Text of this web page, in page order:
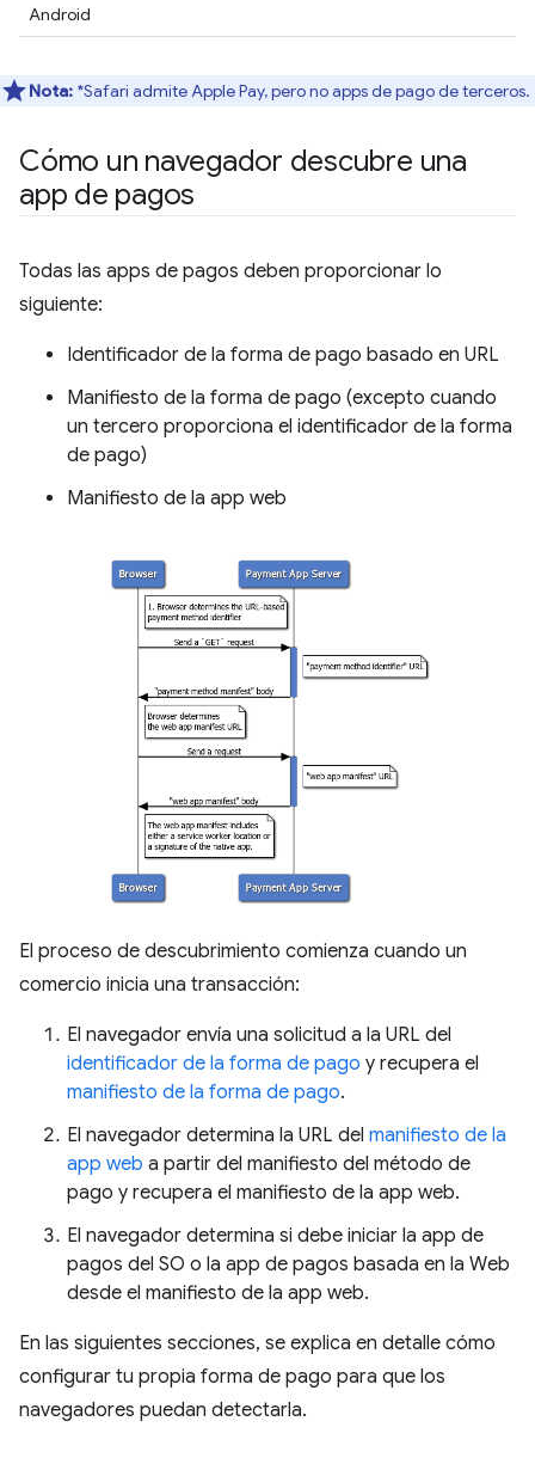
Android
Nota: *Safari admite Apple Pay, pero no apps de pago de terceros.
Cómo un navegador descubre una
app de pagos
Todas las apps de pagos deben proporcionar lo
siguiente:
Identificador de la forma de pago basado en URL
Manifiesto de la forma de pago (excepto cuando
un tercero proporciona el identificador de la forma
de pago)
Manifiesto de la app web
El proceso de descubrimiento comienza cuando un
comercio inicia una transacción:
El navegador envía una solicitud a la URL del
identificador de la forma de pago y recupera el
manifiesto de la forma de pago.
El navegador determina la URL del manifiesto de la
app web a partir del manifiesto del método de
pago y recupera el manifiesto de la app web.
El navegador determina si debe iniciar la app de
pagos del SO o la app de pagos basada en la Web
desde el manifiesto de la app web.
En las siguientes secciones, se explica en detalle cómo
configurar tu propia forma de pago para que los
navegadores puedan detectarla.